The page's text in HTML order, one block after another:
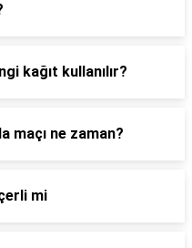
kağıt kullanılır?
maçı ne zaman?
mi